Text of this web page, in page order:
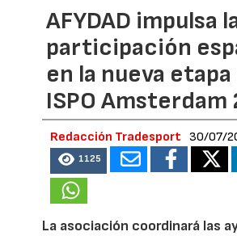
AFYDAD impulsa
participación
en la nueva etapa
ISPO Amsterdam
Redacción Tradesport 30/07/
1125
La asociación coordinará las